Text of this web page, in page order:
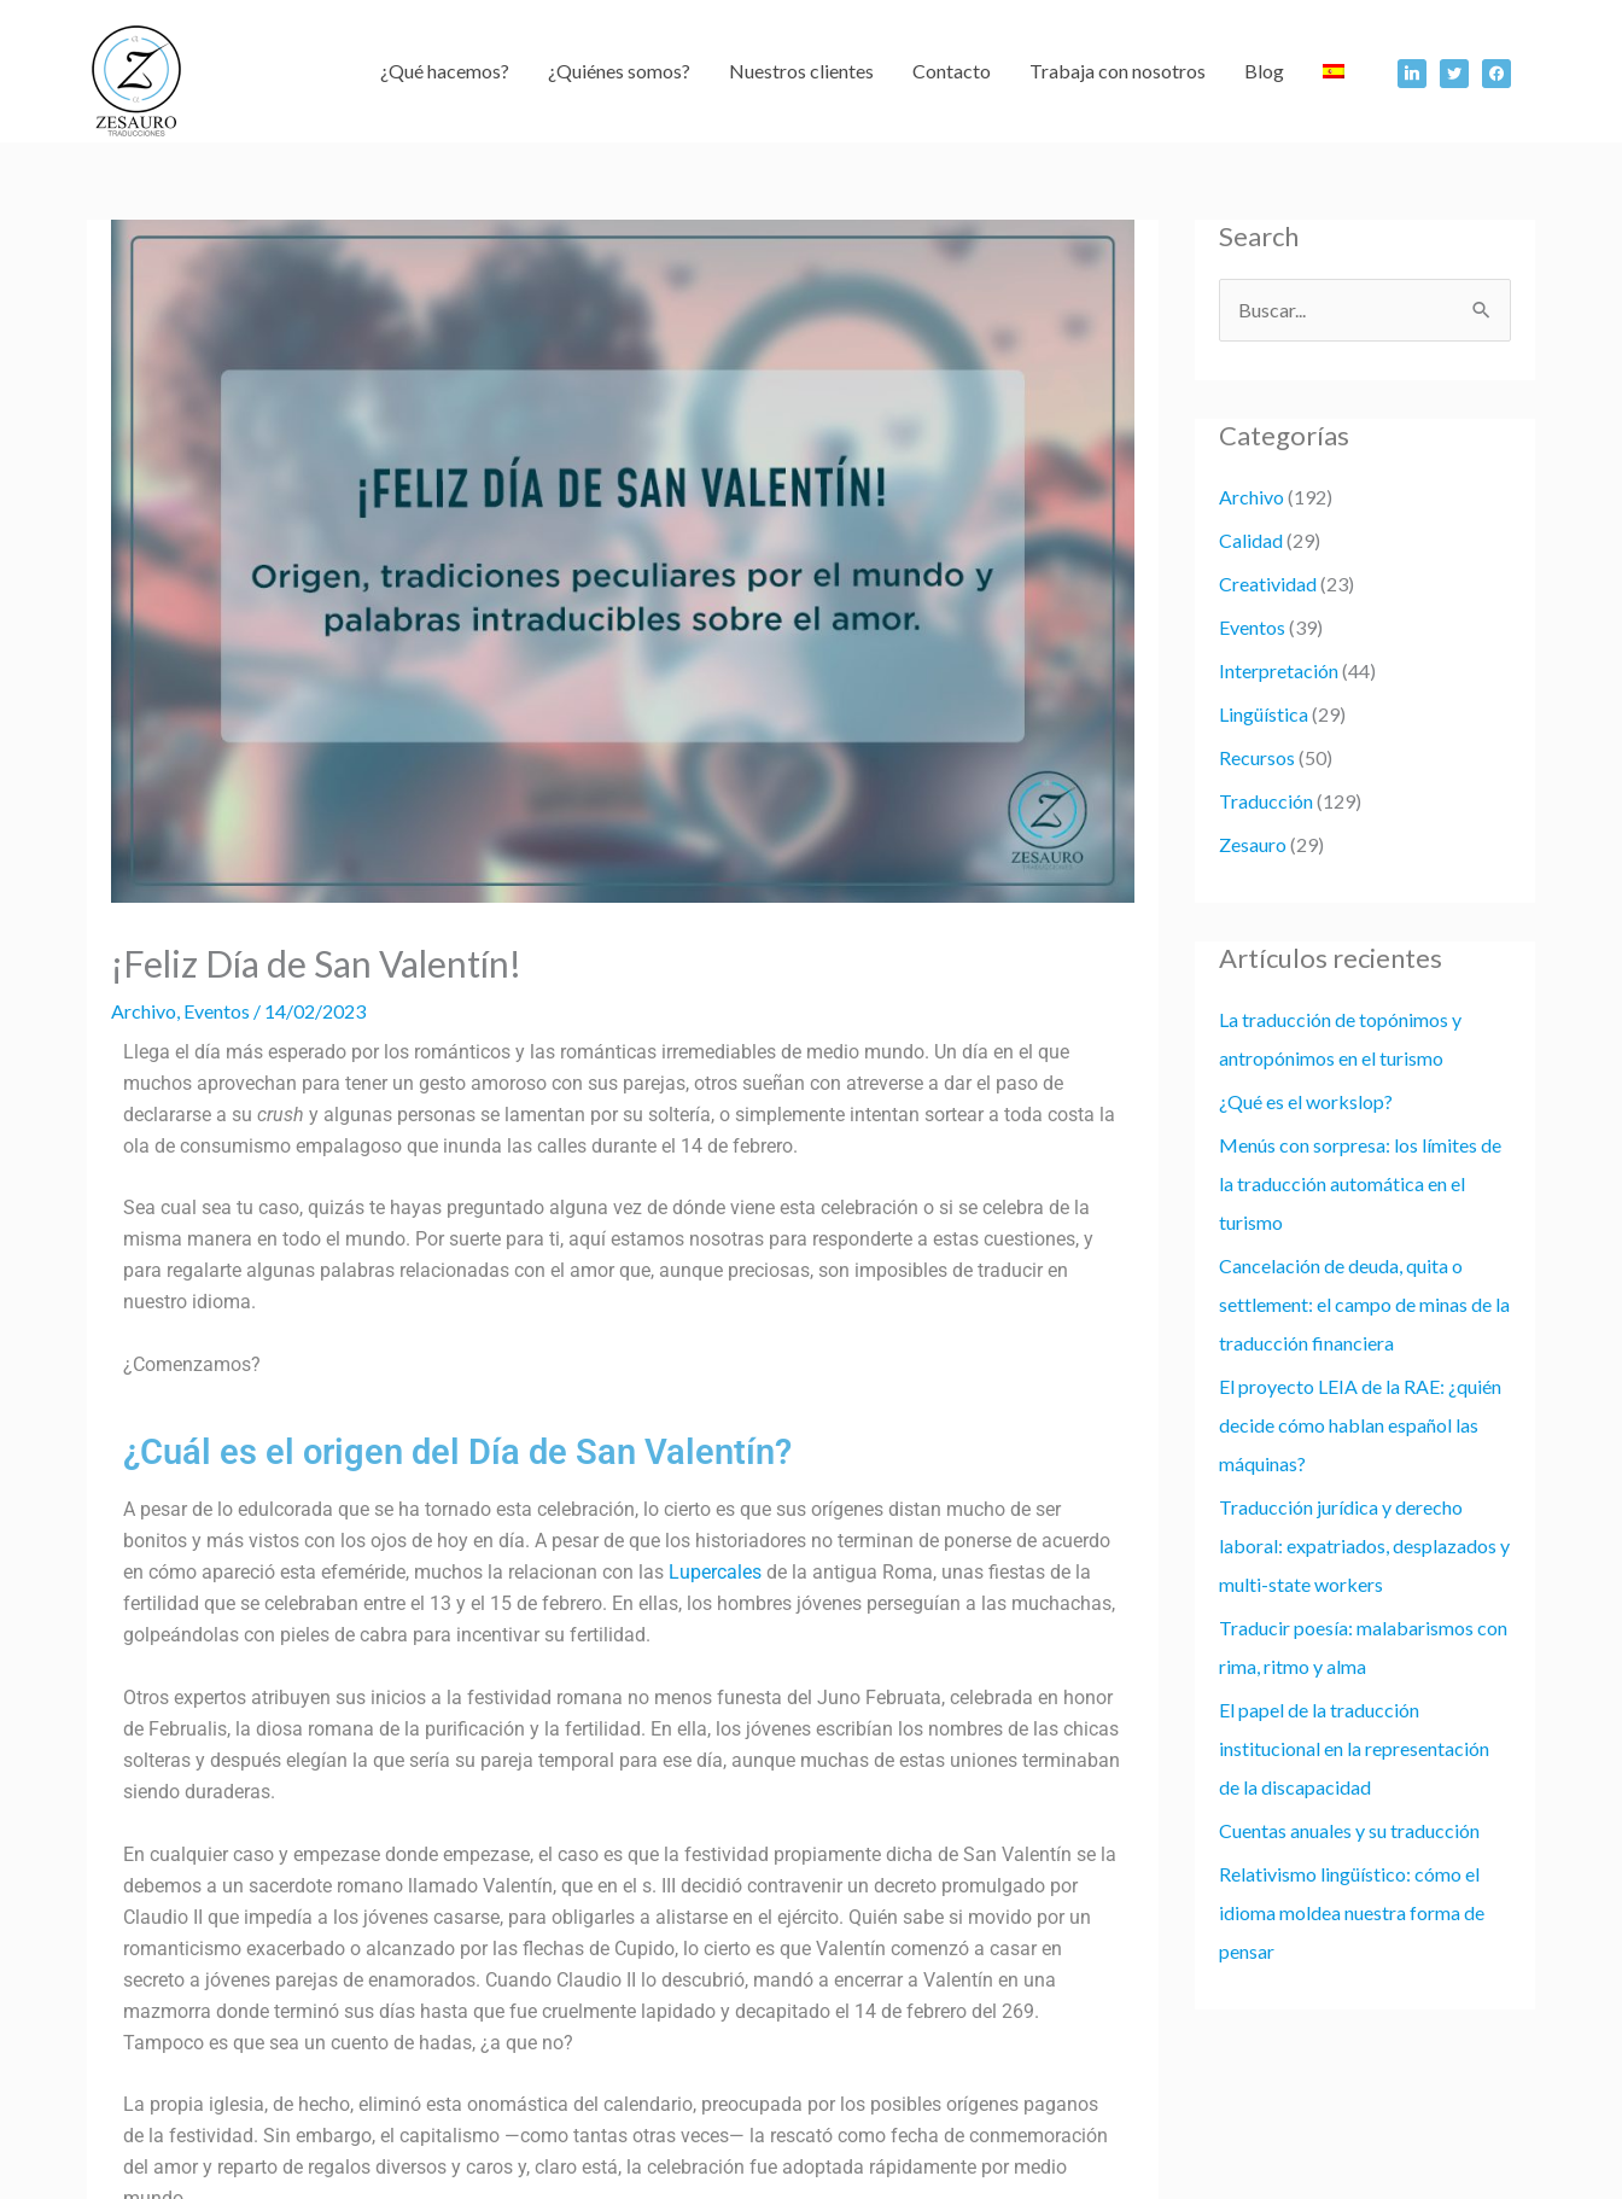
¿Qué hacemos? ¿Quiénes somos? Nuestros clientes Contacto Trabaja con nosotros Blog
¡Feliz Día de San Valentín!
Archivo Eventos / 14/02/2023
Llega el día más esperado por los románticos y las románticas irremediables de medio mundo. Un día en el que
muchos aprovechan para tener un gesto amoroso con sus parejas, otros sueñan con atreverse a dar el paso de
declararse a su crush y algunas personas se lamentan por su soltería, o simplemente intentan sortear a toda costa la
ola de consumismo empalagoso que inunda las calles durante el 14 de febrero.
Sea cual sea tu caso, quizás te hayas preguntado alguna vez de dónde viene esta celebración o si se celebra de la
misma manera en todo el mundo. Por suerte para ti, aquí estamos nosotras para responderte a estas cuestiones, y
para regalarte algunas palabras relacionadas con el amor que, aunque preciosas, son imposibles de traducir en
nuestro idioma.
¿Comenzamos?
¿Cuál es el origen del Día de San Valentín?
A pesar de lo edulcorada que se ha tornado esta celebración, lo cierto es que sus orígenes distan mucho de ser
bonitos y más vistos con los ojos de hoy en día. A pesar de que los historiadores no terminan de ponerse de acuerdo
en cómo apareció esta efeméride, muchos la relacionan con las Lupercales de la antigua Roma, unas fiestas de la
fertilidad que se celebraban entre el 13 y el 15 de febrero. En ellas, los hombres jóvenes perseguían a las muchachas,
golpeándolas con pieles de cabra para incentivar su fertilidad.
Otros expertos atribuyen sus inicios a la festividad romana no menos funesta del Juno Februata, celebrada en honor
de Februalis, la diosa romana de la purificación y la fertilidad. En ella, los jóvenes escribían los nombres de las chicas
solteras y después elegían la que sería su pareja temporal para ese día, aunque muchas de estas uniones terminaban
siendo duraderas.
En cualquier caso y empezase donde empezase, el caso es que la festividad propiamente dicha de San Valentín se la
debemos a un sacerdote romano llamado Valentín, que en el s. III decidió contravenir un decreto promulgado por
Claudio II que impedía a los jóvenes casarse, para obligarles a alistarse en el ejército. Quién sabe si movido por un
romanticismo exacerbado o alcanzado por las flechas de Cupido, lo cierto es que Valentín comenzó a casar en
secreto a jóvenes parejas de enamorados. Cuando Claudio II lo descubrió, mandó a encerrar a Valentín en una
mazmorra donde terminó sus días hasta que fue cruelmente lapidado y decapitado el 14 de febrero del 269.
Tampoco es que sea un cuento de hadas, ¿a que no?
La propia iglesia, de hecho, eliminó esta onomástica del calendario, preocupada por los posibles orígenes paganos
de la festividad. Sin embargo, el capitalismo —como tantas otras veces— la rescató como fecha de conmemoración
del amor y reparto de regalos diversos y caros y, claro está, la celebración fue adoptada rápidamente por medio
Search
c
r
p
o
r
:
Categorías
Archivo(192)
Calidad(29)
Creatividad(23)
Eventos (39)
Interpretación(44)
Lingüística(29)
Recursos (50)
Traducción(129)
Zesauro(29)
Artículos recientes
La traducción de topónimos y
antropónimos en el turismo
¿Qué es el workslop?
Menús con sorpresa: los límites de
la traducción automática en el
turismo
Cancelación de deuda, quita o
settlement: el campo de minas de la
traducción financiera
El proyecto LEIA de la RAE: ¿quién
decide cómo hablan español las
máquinas?
Traducción jurídica y derecho
laboral: expatriados, desplazados y
multi-state workers
Traducir poesía: malabarismos con
rima, ritmo y alma
El papel de la traducción
institucional en la representación
de la discapacidad
Cuentas anuales y su traducción
Relativismo lingüístico: cómo el
idioma moldea nuestra forma de
pensar